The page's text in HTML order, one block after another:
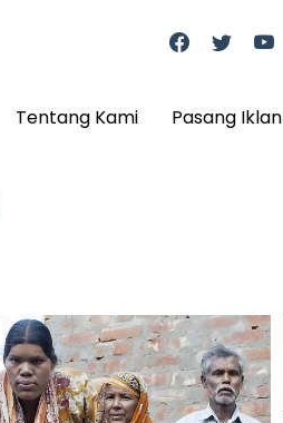
Tentang Kami Pasang Iklan